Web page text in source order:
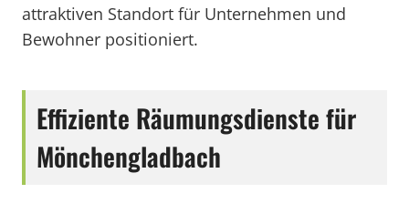
attraktiven Standort für Unternehmen und
Bewohner positioniert.
Effiziente Räumungsdienste für
Mönchengladbach